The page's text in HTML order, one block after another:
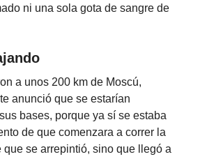
ni una sola gota de sangre de
a unos 200 km de Moscú,
anunció que se estarían
bases, porque ya sí se estaba
de que comenzara a correr la
que se arrepintió, sino que llegó a